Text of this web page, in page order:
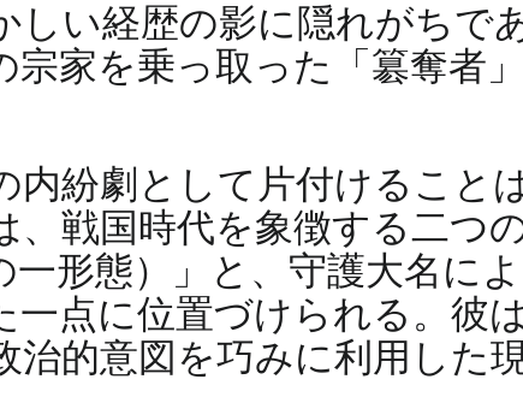
しい経歴の影に隠れがちで
家を乗っ取った「簒奪者
内紛劇として片付けること
、戦国時代を象徴する二つ
一形態）」と、守護大名に
点に位置づけられる。彼
治的意図を巧みに利用した